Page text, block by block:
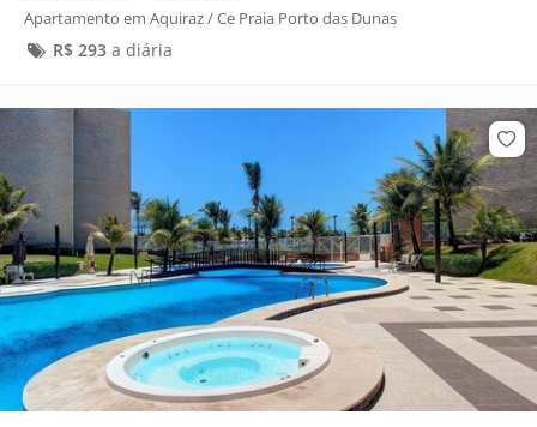
Apartamento em Aquiraz / Ce Praia Porto das Dunas
R$ 293a diária